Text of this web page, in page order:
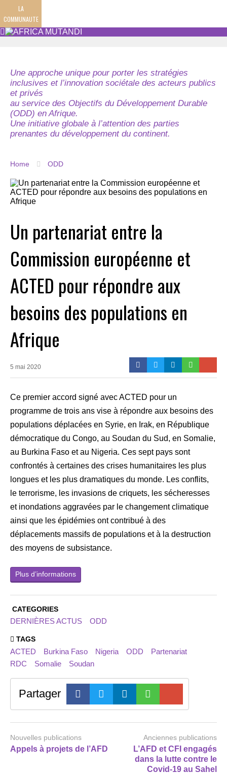
LA
COMMUNAUTE
Une approche unique pour porter les stratégies
inclusives et l’innovation sociétale des acteurs publics
et privés
au service des Objectifs du Développement Durable
(ODD) en Afrique.
Une initiative globale à l’attention des parties
prenantes du développement du continent.
Home ODD
Un partenariat entre la
Commission européenne et
ACTED pour répondre aux
besoins des populations en
Afrique
5 mai 2020
Ce premier accord signé avec ACTED pour un
programme de trois ans vise à répondre aux besoins des
populations déplacées en Syrie, en Irak, en République
démocratique du Congo, au Soudan du Sud, en Somalie,
au Burkina Faso et au Nigeria. Ces sept pays sont
confrontés à certaines des crises humanitaires les plus
longues et les plus dramatiques du monde. Les conflits,
le terrorisme, les invasions de criquets, les sécheresses
et inondations aggravées par le changement climatique
ainsi que les épidémies ont contribué à des
déplacements massifs de populations et à la destruction
des moyens de subsistance.
Plus d’informations
CATEGORIES
DERNIÈRES ACTUS ODD
TAGS
ACTED Burkina Faso Nigeria ODD
Partenariat
RDC
Somalie Soudan
Partager
Nouvelles publications
Appels à projets de l’AFD
Anciennes publications
L’AFD et CFI engagés
dans la lutte contre le
Covid-19 au Sahel